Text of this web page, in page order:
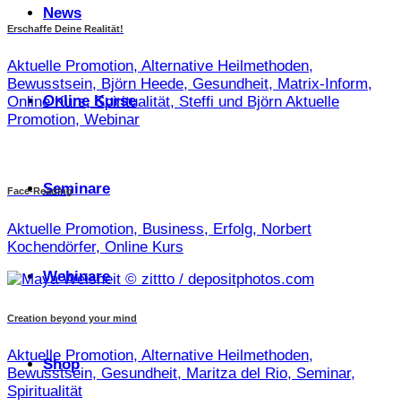
News
Online Kurse
Seminare
Webinare
Shop
Erschaffe Deine Realität!
Aktuelle Promotion, Alternative Heilmethoden,
Bewusstsein, Björn Heede, Gesundheit, Matrix-Inform,
Online Kurs, Spiritualität, Steffi und Björn Aktuelle
Promotion, Webinar
Face-Reading
Aktuelle Promotion, Business, Erfolg, Norbert
Kochendörfer, Online Kurs
Creation beyond your mind
Aktuelle Promotion, Alternative Heilmethoden,
Bewusstsein, Gesundheit, Maritza del Rio, Seminar,
Spiritualität